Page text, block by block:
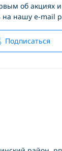
об акциях и
нашу e-mail
Подписаться